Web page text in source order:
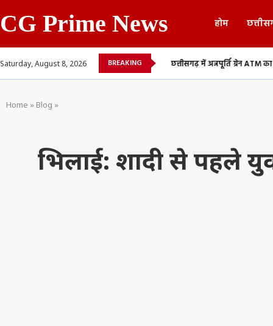
CG Prime News होम
Saturday, August 8, 2026 BREAKING
सूची, 700 शिक्षकों... छत्तीसगढ़ में अन्नपूर्ति ग्रेन ATM का शुभारंभ, अब 24 घंटे
Home » Blog »
भिलाई: शादी से पहले